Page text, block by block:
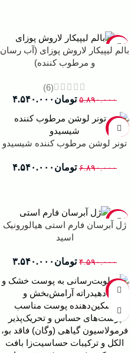
-23%
بالم لیپیکار لاروش پوزای (آب رسان
و‌ مرطوب کننده)
(6)
۵.۸۹۰.۰۰۰ تومان ۴.۵۴۰.۰۰۰
-34%
تونر لوشن مرطوب کننده شیسیدو
۶.۸۹۰.۰۰۰ تومان ۴.۵۴۰.۰۰۰
-23%
ژل آبرسان فارم استی هیالورونیک
اسید
۴.۵۹۰.۰۰۰ تومان ۳.۵۴۰.۰۰۰